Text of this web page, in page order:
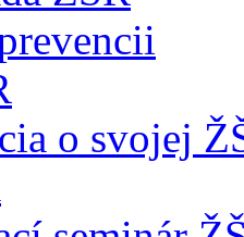
o svojej